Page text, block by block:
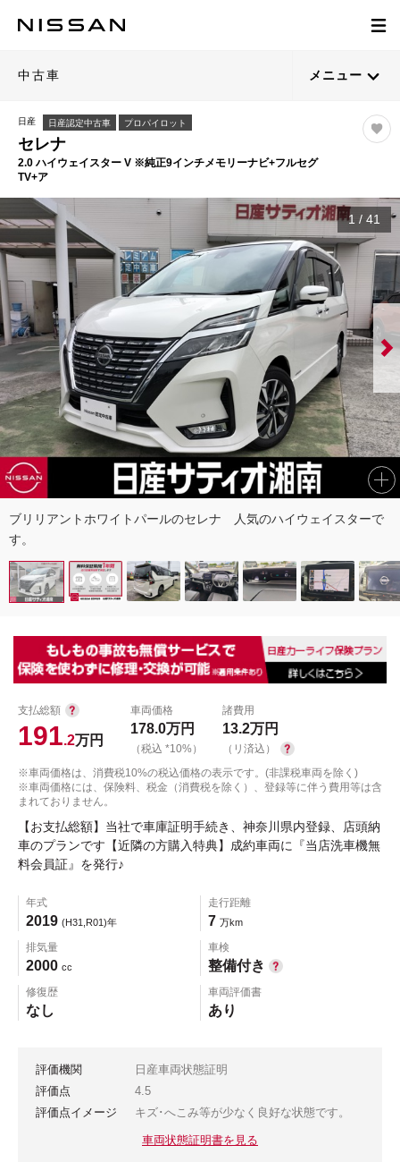
中古車 メニュー
日産 日産認定中古車 プロパイロット
セレナ
2.0 ハイウェイスター V ※純正9インチメモリーナビ+フルセグ
TV+ア
1 / 41
ブリリアントホワイトパールのセレナ 人気のハイウェイスターで
す。
支払総額
191.2万円
車両価格
178.0万円
（税込 *10%）
諸費用
13.2万円
（リ済込）
※車両価格は、消費税10%の税込価格の表示です。(非課税車両を除く)
※車両価格には、保険料、税金（消費税を除く）、登録等に伴う費用等は含
まれておりません。
【お支払総額】当社で車庫証明手続き、神奈川県内登録、店頭納
車のプランです【近隣の方購入特典】成約車両に『当店洗車機無
料会員証』を発行♪
年式
2019 (H31,R01)年
走行距離
7 万km
排気量
2000 cc
車検
整備付き
修復歴
なし
車両評価書
あり
評価機関
日産車両状態証明
評価点
4.5
評価点イメージ
キズ･へこみ等が少なく良好な状態です。
車両状態証明書を見る